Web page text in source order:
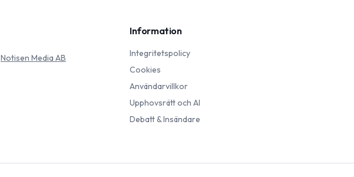
Notisen Media AB
Information
Integritetspolicy
Cookies
Användarvillkor
Upphovsrätt och AI
Debatt & Insändare